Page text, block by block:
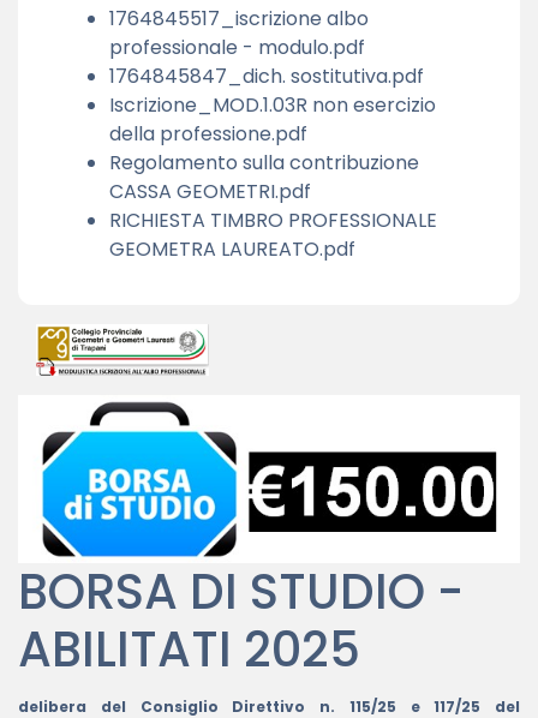
1764845517_iscrizione albo
professionale - modulo.pdf
1764845847_dich. sostitutiva.pdf
Iscrizione_MOD.1.03R non esercizio
della professione.pdf
Regolamento sulla contribuzione
CASSA GEOMETRI.pdf
RICHIESTA TIMBRO PROFESSIONALE
GEOMETRA LAUREATO.pdf
BORSA DI STUDIO -
ABILITATI 2025
delibera del Consiglio Direttivo n. 115/25 e 117/25 del